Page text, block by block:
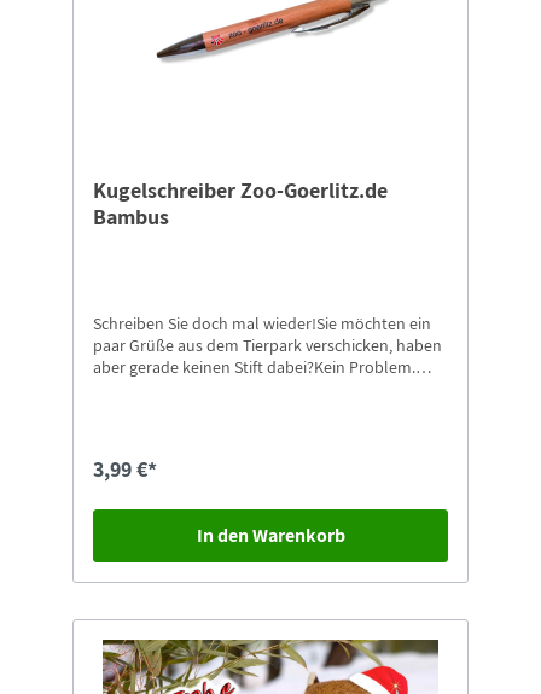
Kugelschreiber Zoo-Goerlitz.de
Bambus
Schreiben Sie doch mal wieder!Sie möchten ein
paar Grüße aus dem Tierpark verschicken, haben
aber gerade keinen Stift dabei?Kein Problem.
3,99 €*
In den Warenkorb